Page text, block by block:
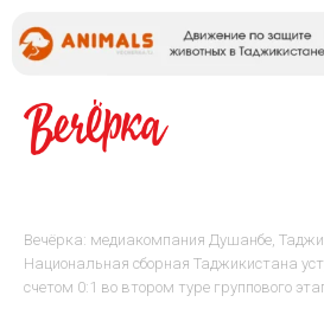
Вечёрка: медиакомпания Душанбе,
Национальная сборная Таджикистана
счетом 0:1 во втором туре группового